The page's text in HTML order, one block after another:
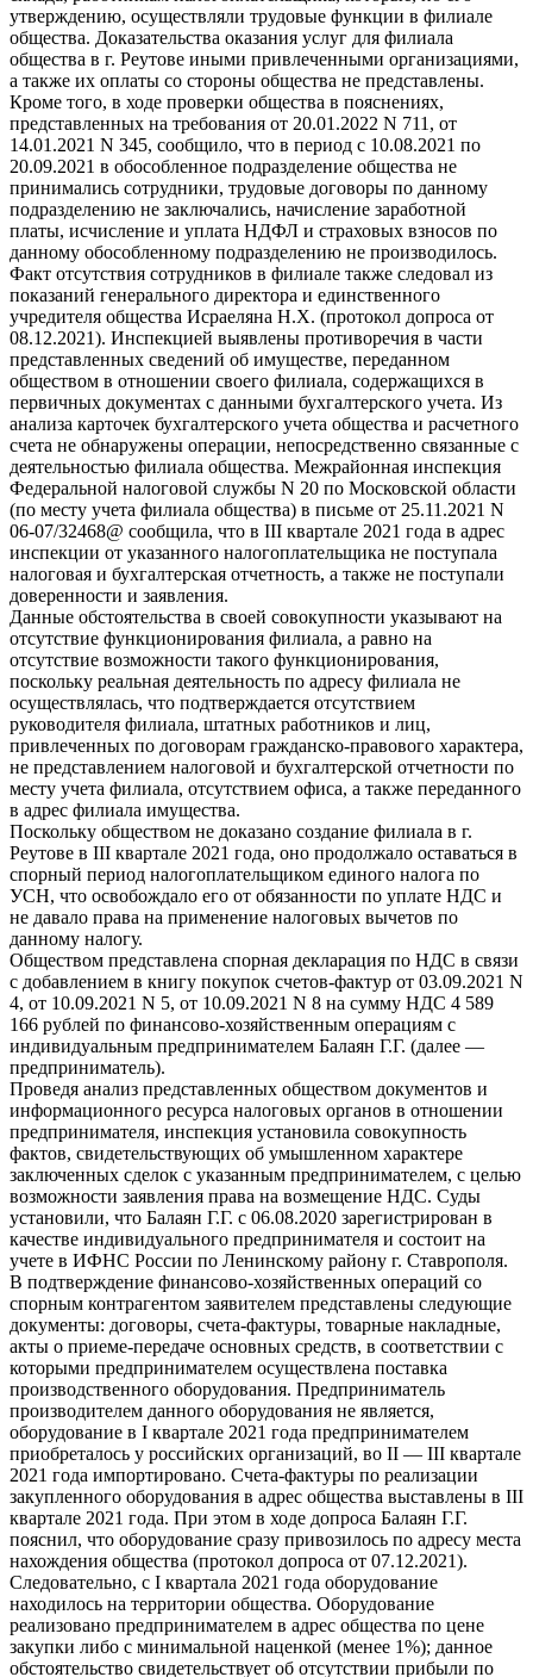
утверждению, осуществляли трудовые функции в филиале
общества. Доказательства оказания услуг для филиала
общества в г. Реутове иными привлеченными организациями,
а также их оплаты со стороны общества не представлены.
Кроме того, в ходе проверки общества в пояснениях,
представленных на требования от 20.01.2022 N 711, от
14.01.2021 N 345, сообщило, что в период с 10.08.2021 по
20.09.2021 в обособленное подразделение общества не
принимались сотрудники, трудовые договоры по данному
подразделению не заключались, начисление заработной
платы, исчисление и уплата НДФЛ и страховых взносов по
данному обособленному подразделению не производилось.
Факт отсутствия сотрудников в филиале также следовал из
показаний генерального директора и единственного
учредителя общества Исраеляна Н.Х. (протокол допроса от
08.12.2021). Инспекцией выявлены противоречия в части
представленных сведений об имуществе, переданном
обществом в отношении своего филиала, содержащихся в
первичных документах с данными бухгалтерского учета. Из
анализа карточек бухгалтерского учета общества и расчетного
счета не обнаружены операции, непосредственно связанные с
деятельностью филиала общества. Межрайонная инспекция
Федеральной налоговой службы N 20 по Московской области
(по месту учета филиала общества) в письме от 25.11.2021 N
06-07/32468@ сообщила, что в III квартале 2021 года в адрес
инспекции от указанного налогоплательщика не поступала
налоговая и бухгалтерская отчетность, а также не поступали
доверенности и заявления.
Данные обстоятельства в своей совокупности указывают на
отсутствие функционирования филиала, а равно на
отсутствие возможности такого функционирования,
поскольку реальная деятельность по адресу филиала не
осуществлялась, что подтверждается отсутствием
руководителя филиала, штатных работников и лиц,
привлеченных по договорам гражданско-правового характера,
не представлением налоговой и бухгалтерской отчетности по
месту учета филиала, отсутствием офиса, а также переданного
в адрес филиала имущества.
Поскольку обществом не доказано создание филиала в г.
Реутове в III квартале 2021 года, оно продолжало оставаться в
спорный период налогоплательщиком единого налога по
УСН, что освобождало его от обязанности по уплате НДС и
не давало права на применение налоговых вычетов по
данному налогу.
Обществом представлена спорная декларация по НДС в связи
с добавлением в книгу покупок счетов-фактур от 03.09.2021 N
4, от 10.09.2021 N 5, от 10.09.2021 N 8 на сумму НДС 4 589
166 рублей по финансово-хозяйственным операциям с
индивидуальным предпринимателем Балаян Г.Г. (далее —
предприниматель).
Проведя анализ представленных обществом документов и
информационного ресурса налоговых органов в отношении
предпринимателя, инспекция установила совокупность
фактов, свидетельствующих об умышленном характере
заключенных сделок с указанным предпринимателем, с целью
возможности заявления права на возмещение НДС. Суды
установили, что Балаян Г.Г. с 06.08.2020 зарегистрирован в
качестве индивидуального предпринимателя и состоит на
учете в ИФНС России по Ленинскому району г. Ставрополя.
В подтверждение финансово-хозяйственных операций со
спорным контрагентом заявителем представлены следующие
документы: договоры, счета-фактуры, товарные накладные,
акты о приеме-передаче основных средств, в соответствии с
которыми предпринимателем осуществлена поставка
производственного оборудования. Предприниматель
производителем данного оборудования не является,
оборудование в I квартале 2021 года предпринимателем
приобреталось у российских организаций, во II — III квартале
2021 года импортировано. Счета-фактуры по реализации
закупленного оборудования в адрес общества выставлены в III
квартале 2021 года. При этом в ходе допроса Балаян Г.Г.
пояснил, что оборудование сразу привозилось по адресу места
нахождения общества (протокол допроса от 07.12.2021).
Следовательно, с I квартала 2021 года оборудование
находилось на территории общества. Оборудование
реализовано предпринимателем в адрес общества по цене
закупки либо с минимальной наценкой (менее 1%); данное
обстоятельство свидетельствует об отсутствии прибыли по